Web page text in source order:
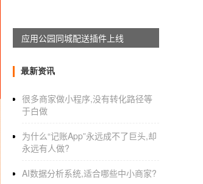
用，你需要花费多少钱?
1、资讯类的，你做不过掌上新浪、网易
2、签到?社区?你的社区有什么特色?你
应用公园同城配送插件上线
最新资讯
很多商家做小程序,没有转化路径等
于白做
为什么“记账App”永远成不了巨头,却
永远有人做?
AI数据分析系统,适合哪些中小商家?